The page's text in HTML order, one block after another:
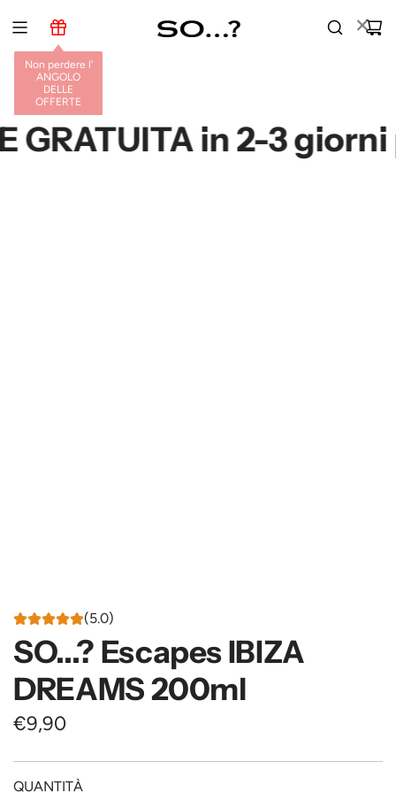
O
N
Non perdere l'
ANGOLO
DELLE
OFFERTE
in 2-3 giorni
(5.0)
SO...? Escapes IBIZA
DREAMS 200ml
P
e
€9,90
QUANTITÀ
×